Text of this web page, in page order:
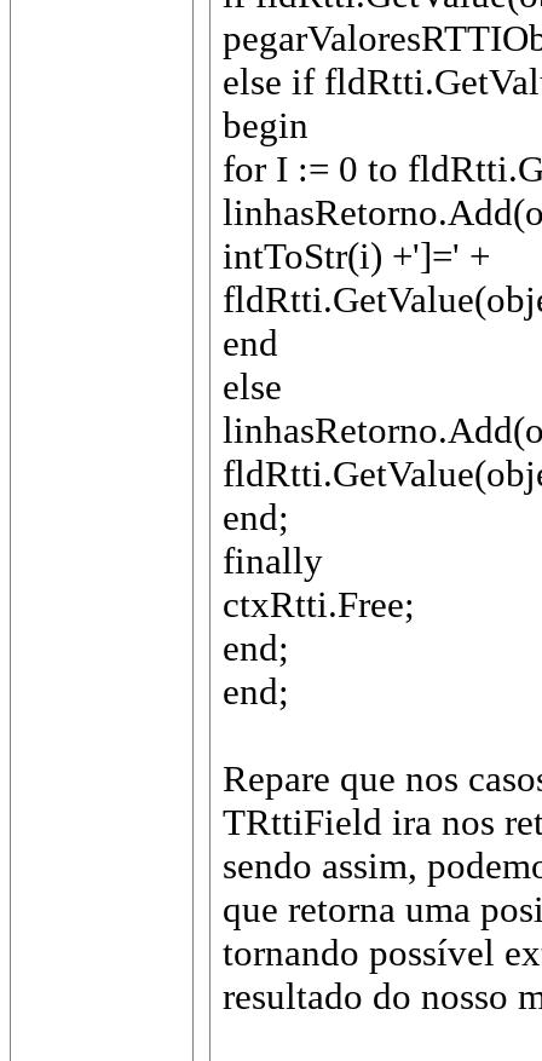
else if
begin
for I := 0 to
intToStr(i) +']=' +
end
else
end;
finally
ctxRtti.Free;
end;
end;
Repare que nos
TRttiField ira nos
sendo assim,
que retorna uma
tornando possível
resultado do nosso